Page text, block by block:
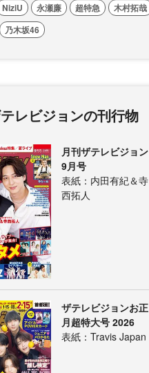
NiziU 永瀬廉 超特急
木村拓哉
乃木坂46
レビジョンの刊行物
月刊ザテレビジョン
9月号
表紙：内田有紀＆寺
西拓人
ザテレビジョンお正
月超特大号 2026
表紙：Travis Japan